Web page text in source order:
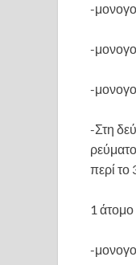
-
-
-
-Στη
περί το
1
-